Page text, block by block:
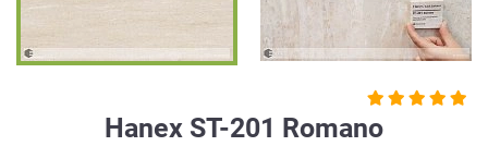
Hanex ST-201 Romano
персональных